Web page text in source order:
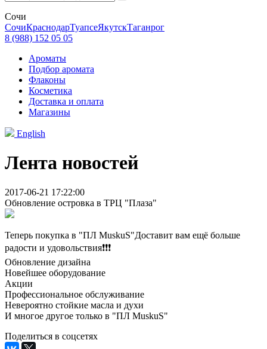
Сочи
СочиКраснодарТуапсеЯкутскТаганрог
8 (988) 152 05 05
Ароматы
Подбор аромата
Флаконы
Косметика
Доставка и оплата
Магазины
English
Лента новостей
2017-06-21 17:22:00
Обновление островка в ТРЦ "Плаза"
Теперь покупка в "ПЛ MuskuS"Доставит вам ещё больше
радости и удовольствия❗️❗️❗️
Обновление дизайна
Новейшее оборудование
Акции
Профессиональное обслуживание
Невероятно стойкие масла и духи
И многое другое только в "ПЛ MuskuS"
Поделиться в соцсетях